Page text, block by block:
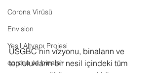
Corona Virüsü
Envision
Yeşil Altyapı Projesi
corona ve binalar
USGBC’nin vizyonu, binaların ve
toplulukların bir nesil içindeki tüm